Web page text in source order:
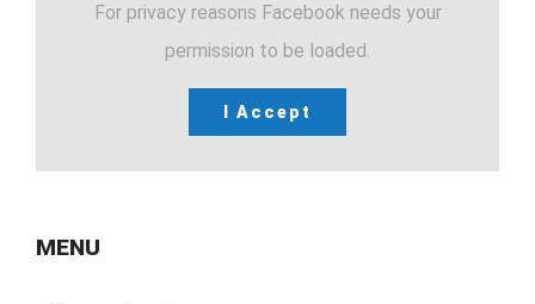
For privacy reasons Facebook needs your
permission to be loaded.
I Accept
MENU